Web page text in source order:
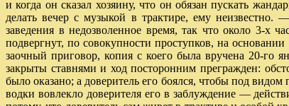
и когда он сказал хозяину, что он обязан пускать
делать вечер с музыкой в трактире, ему
заведения в недозволенное время, так что около 3-
подвергнут, по совокупности проступков, на
заочный приговор, копия с коего была вручена 20-го
закрыты ставнями и ход посторонним прегражден:
было оказано; а доверитель его боялся, чтобы под
водки вовлекло доверителя его в заблуждение —